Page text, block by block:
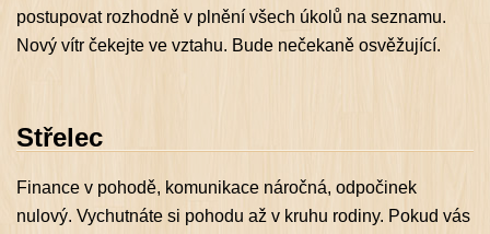
postupovat rozhodně v plnění všech úkolů na seznamu.
Nový vítr čekejte ve vztahu. Bude nečekaně osvěžující.
Střelec
Finance v pohodě, komunikace náročná, odpočinek
nulový. Vychutnáte si pohodu až v kruhu rodiny. Pokud vás